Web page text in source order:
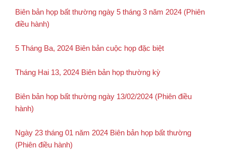
Biên bản họp bất thường ngày 5 tháng 3 năm 2024 (Phiên
điều hành)
5 Tháng Ba, 2024 Biên bản cuộc họp đặc biệt
Tháng Hai 13, 2024 Biên bản họp thường kỳ
Biên bản họp bất thường ngày 13/02/2024 (Phiên điều
hành)
Ngày 23 tháng 01 năm 2024 Biên bản họp bất thường
(Phiên điều hành)